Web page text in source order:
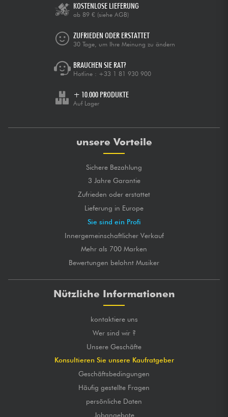
KOSTENLOSE LIEFERUNG
ab 89 € (siehe AGB)
ZUFRIEDEN ODER ERSTATTET
30 Tage, um Ihre Meinung zu ändern
BRAUCHEN SIE RAT?
Hotline : +33 1 81 930 900
+ 10.000 PRODUKTE
Auf Lager
unsere Vorteile
Sichere Bezahlung
3 Jahre Garantie
Zufrieden oder erstattet
Lieferung in Europe
Sie sind ein Profi
Innergemeinschaftlicher Verkauf
Mehr als 700 Marken
Bewertungen belohnt Musiker
Nützliche Informationen
kontaktiere uns
Wer sind wir ?
Unsere Geschäfte
Konsultieren Sie unsere Kaufratgeber
Geschäftsbedingungen
Häufig gestellte Fragen
persönliche Daten
Jobangebote